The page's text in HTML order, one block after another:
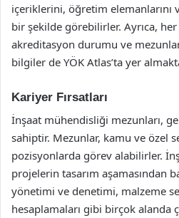
içeriklerini, öğretim elemanlarını
bir şekilde görebilirler. Ayrıca,
akreditasyon durumu ve
bilgiler de YÖK Atlas’ta yer
Kariyer Fırsatları
İnşaat mühendisliği mezunları,
sahiptir. Mezunlar, kamu ve özel
pozisyonlarda görev alabilirler.
projelerin tasarım aşamasından
yönetimi ve denetimi, malzeme
hesaplamaları gibi birçok alanda